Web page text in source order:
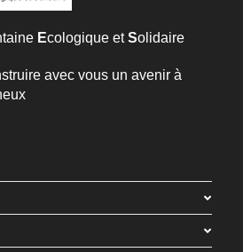
Ecologique etSolidaire
avec vous un avenir à